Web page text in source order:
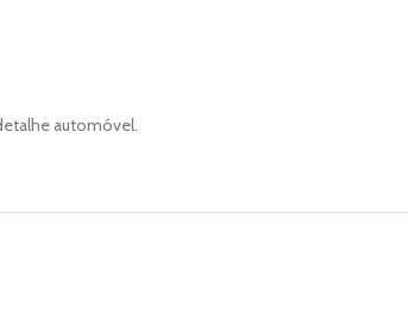
automóvel.